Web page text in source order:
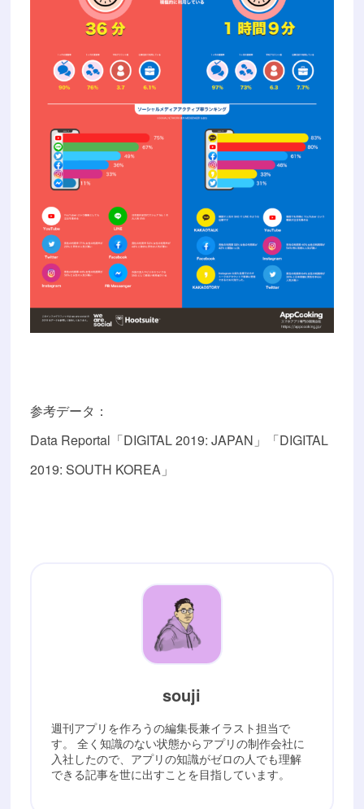
参考データ：
Data Reportal「DIGITAL 2019: JAPAN」「DIGITAL
2019: SOUTH KOREA」
souji
週刊アプリを作ろうの編集長兼イラスト担当で
す。 全く知識のない状態からアプリの制作会社に
入社したので、アプリの知識がゼロの人でも理解
できる記事を世に出すことを目指しています。